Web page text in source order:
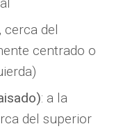
cerca del
centrado o
: a la
del superior